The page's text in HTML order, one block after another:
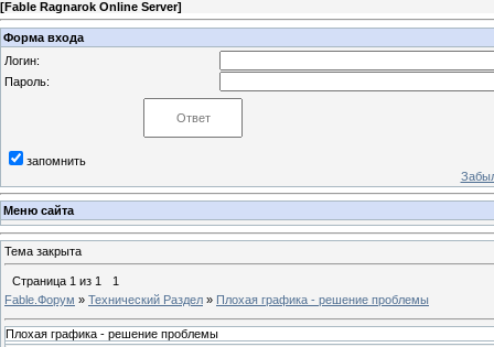
[Fable Ragnarok Online Server]
Форма входа
Логин:
Пароль:
запомнить
Меню сайта
Тема закрыта
Страница 1 из 1
1
Fable.Форум » Технический Раздел » Плохая графика - решение проблемы
Плохая графика - решение проблемы